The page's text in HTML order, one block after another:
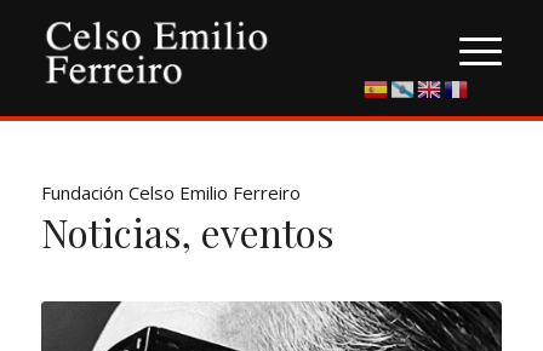
Fundación Celso Emilio Ferreiro
Noticias, eventos